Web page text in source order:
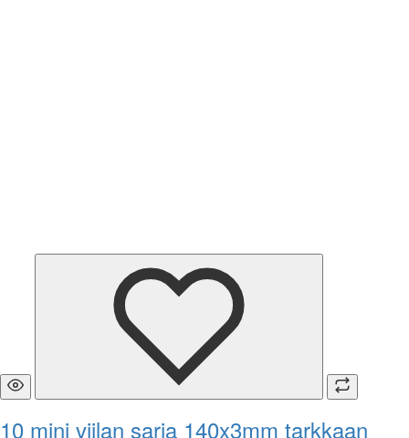
10 mini viilan sarja 140x3mm tarkkaan